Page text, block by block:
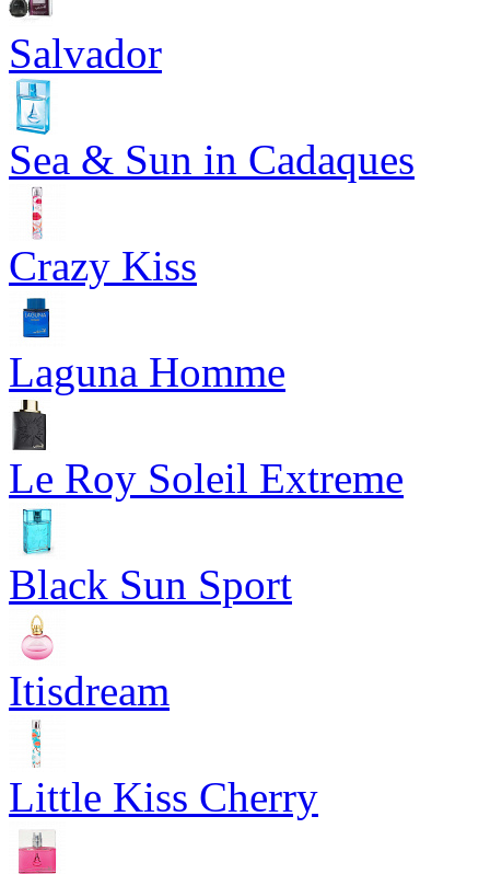
Salvador
Sea & Sun in Cadaques
Crazy Kiss
Laguna Homme
Le Roy Soleil Extreme
Black Sun Sport
Itisdream
Little Kiss Cherry